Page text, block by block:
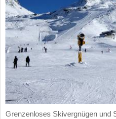
Grenzenloses Skivergnügen und